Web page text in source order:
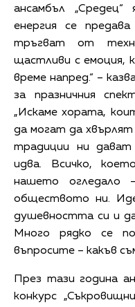
ансамбъл „Средец“
енергия се
тръгват от
щастливи с емоция,
време напред.“ –
за празничния
„Искаме хората,
да могат да
традиции ни
идва. Всичко,
нашето
обществото ни.
душевността си и
Много рядко се
въпросите – какъв
През тази година
конкурс